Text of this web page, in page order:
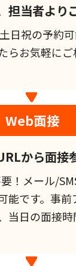
担当者より
日祝の予約
らお気軽に
Web面接
から面接
！メール/
能です。事前
当日の面接